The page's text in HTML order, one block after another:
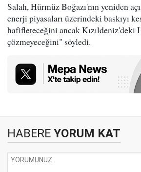
Salah, Hürmüz Boğazı'nın yeniden
enerji piyasaları üzerindeki baskıyı
hafifleteceğini ancak Kızıldeniz'deki
çözmeyeceğini" söyledi.
HABERE YORUM KAT